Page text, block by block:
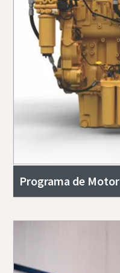
Programa de Motor